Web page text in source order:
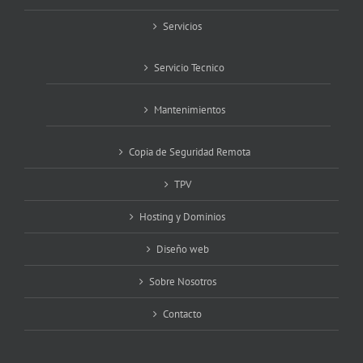
Servicios
Servicio Tecnico
Mantenimientos
Copia de Seguridad Remota
TPV
Hosting y Dominios
Diseño web
Sobre Nosotros
Contacto